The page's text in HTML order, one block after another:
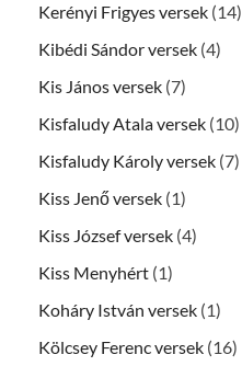
Kerényi Frigyes versek (14)
Kibédi Sándor versek (4)
Kis János versek (7)
Kisfaludy Atala versek (10)
Kisfaludy Károly versek (7)
Kiss Jenő versek (1)
Kiss József versek (4)
Kiss Menyhért (1)
Koháry István versek (1)
Kölcsey Ferenc versek (16)